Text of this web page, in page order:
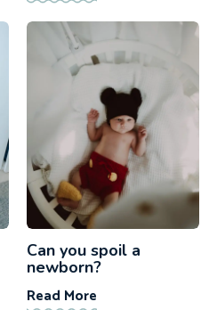
Can you spoil a
newborn?
Read More